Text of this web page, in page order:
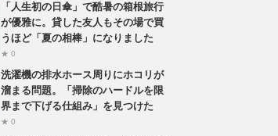
「人生初の日傘」で酷暑の箱根旅行
が優雅に。貸した友人もその場で買
うほど「夏の相棒」になりました
★ 0
洗濯機の排水ホース周りにホコリが
溜まる問題。「掃除のハードルを限
界まで下げる仕組み」を見つけた
★ 0